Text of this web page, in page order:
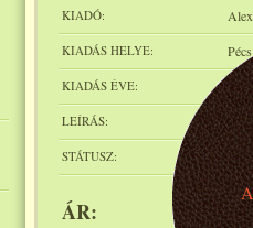
KIADÓ:
KIADÁS HELYE: Pécs
KIADÁS ÉVE: 2006
LEÍRÁS:
STÁTUSZ:
ÁR: 5